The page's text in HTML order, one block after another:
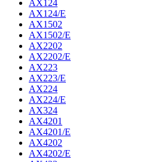
AX124
AX124/E
AX1502
AX1502/E
AX2202
AX2202/E
AX223
AX223/E
AX224
AX224/E
AX324
AX4201
AX4201/E
AX4202
AX4202/E